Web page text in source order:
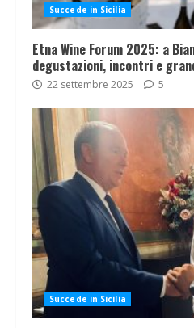
Succede in Sicilia
Etna Wine Forum 2025: a
degustazioni, incontri e
22 settembre 2025 5
Succede in Sicilia